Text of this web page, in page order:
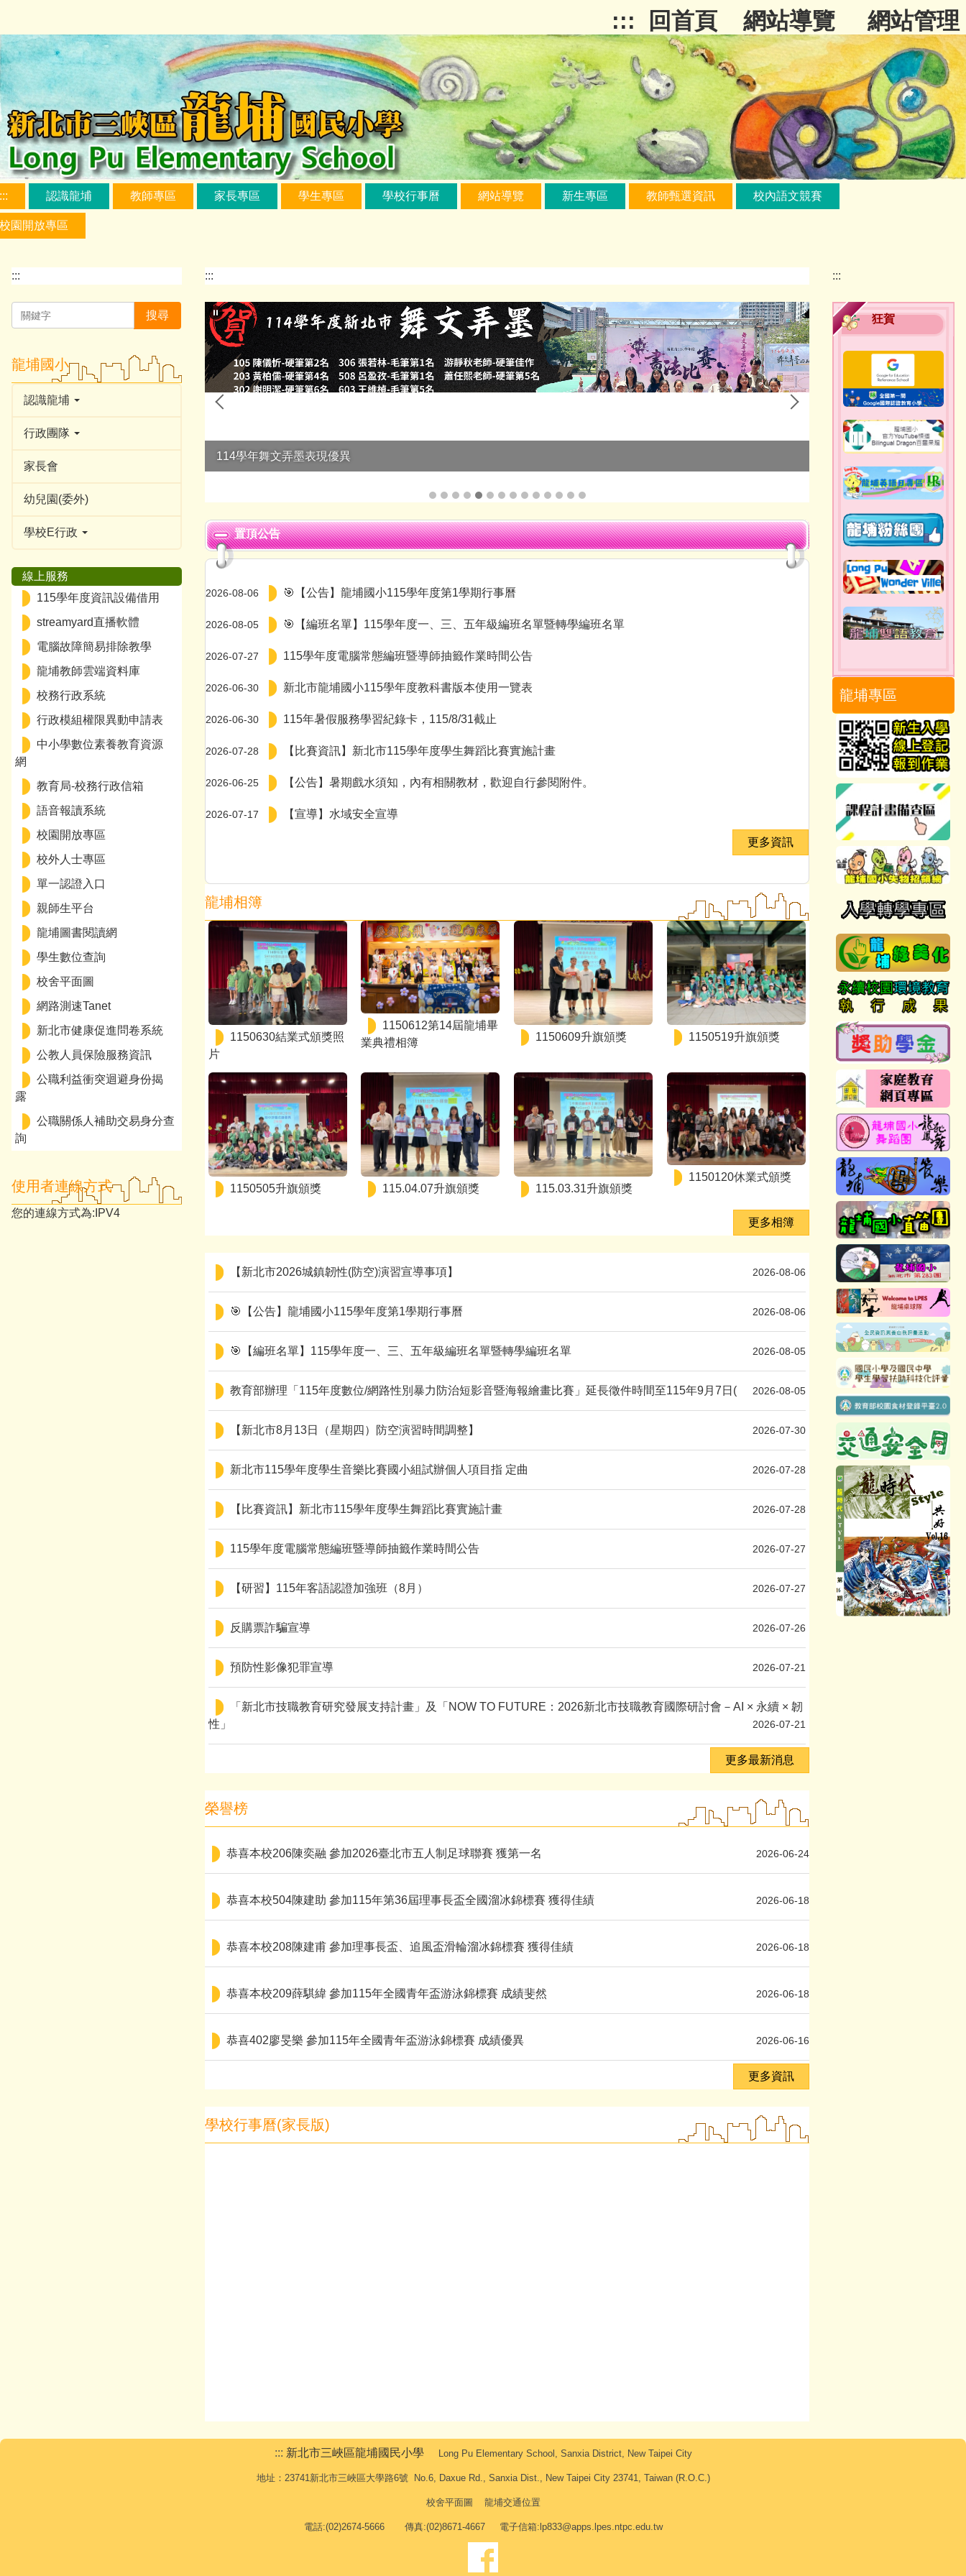
主
要
內
容
區
::: 回首頁 網站導覽 網站管理
::: 認識龍埔 教師專區 家長專區 學生專區 學校行事曆 網站導覽 新生專區 教師甄選資訊 校內語文競賽
校園開放專區
:::
搜尋
龍埔國小
認識龍埔
行政團隊
家長會
幼兒園(委外)
學校E行政
線上服務
115學年度資訊設備借用
streamyard直播軟體
電腦故障簡易排除教學
龍埔教師雲端資料庫
校務行政系統
行政模組權限異動申請表
中小學數位素養教育資源
網
教育局-校務行政信箱
語音報讀系統
校園開放專區
校外人士專區
單一認證入口
親師生平台
龍埔圖書閱讀網
學生數位查詢
校舍平面圖
網路測速Tanet
新北市健康促進問卷系統
公教人員保險服務資訊
公職利益衝突迴避身份揭
露
公職關係人補助交易身分查
詢
使用者連線方式
您的連線方式為:IPV4
:::
114學年科展佳作
置頂公告
2026-08-06 🎯【公告】龍埔國小115學年度第1學期行事曆
2026-08-05 🎯【編班名單】115學年度一、三、五年級編班名單暨轉學編班名單
2026-07-27 115學年度電腦常態編班暨導師抽籤作業時間公告
2026-06-30 新北市龍埔國小115學年度教科書版本使用一覽表
2026-06-30 115年暑假服務學習紀錄卡，115/8/31截止
2026-07-28 【比賽資訊】新北市115學年度學生舞蹈比賽實施計畫
2026-06-25 【公告】暑期戲水須知，內有相關教材，歡迎自行參閱附件。
2026-07-17 【宣導】水域安全宣導
更多資訊
龍埔相簿
1150630結業式頒獎照
片
1150612第14屆龍埔畢
業典禮相簿
1150609升旗頒獎 1150519升旗頒獎
1150505升旗頒獎 115.04.07升旗頒獎 115.03.31升旗頒獎
1150120休業式頒獎
更多相簿
【新北市2026城鎮韌性(防空)演習宣導事項】 2026-08-06
🎯【公告】龍埔國小115學年度第1學期行事曆 2026-08-06
🎯【編班名單】115學年度一、三、五年級編班名單暨轉學編班名單 2026-08-05
教育部辦理「115年度數位/網路性別暴力防治短影音暨海報繪畫比賽」延長徵件時間至115年9月7日( 2026-08-05
【新北市8月13日（星期四）防空演習時間調整】 2026-07-30
新北市115學年度學生音樂比賽國小組試辦個人項目指 定曲 2026-07-28
【比賽資訊】新北市115學年度學生舞蹈比賽實施計畫 2026-07-28
115學年度電腦常態編班暨導師抽籤作業時間公告 2026-07-27
【研習】115年客語認證加強班（8月） 2026-07-27
反購票詐騙宣導 2026-07-26
預防性影像犯罪宣導 2026-07-21
「新北市技職教育研究發展支持計畫」及「NOW TO FUTURE：2026新北市技職教育國際研討會－AI × 永續 × 韌
性」
2026-07-21
更多最新消息
榮譽榜
恭喜本校206陳奕融 參加2026臺北市五人制足球聯賽 獲第一名 2026-06-24
恭喜本校504陳建助 參加115年第36屆理事長盃全國溜冰錦標賽 獲得佳績 2026-06-18
恭喜本校208陳建甫 參加理事長盃、追風盃滑輪溜冰錦標賽 獲得佳績 2026-06-18
恭喜本校209薛騏緯 參加115年全國青年盃游泳錦標賽 成績斐然 2026-06-18
恭喜402廖旻樂 參加115年全國青年盃游泳錦標賽 成績優異 2026-06-16
更多資訊
學校行事曆(家長版)
:::
狂賀
龍埔專區
::: 新北市三峽區龍埔國民小學 Long Pu Elementary School, Sanxia District, New Taipei City
地址：23741新北市三峽區大學路6號 No.6, Daxue Rd., Sanxia Dist., New Taipei City 23741, Taiwan (R.O.C.)
校舍平面圖 龍埔交通位置
電話:(02)2674-5666 傳真:(02)8671-4667 電子信箱:lp833@apps.lpes.ntpc.edu.tw